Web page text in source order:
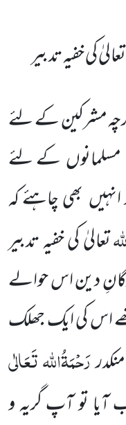
تعالیٰ کی خفیہ تدبیر
مشرکین کے لئے
مسلمانوںکے لئے
بھی چاہئے کہ
تعالیٰ کیخفیہ تدبیر
دین اس حوالے
اس کی ایک جھلک
رَحْمَۃُاللہ تَعَالٰی
تو آپ گریہ و